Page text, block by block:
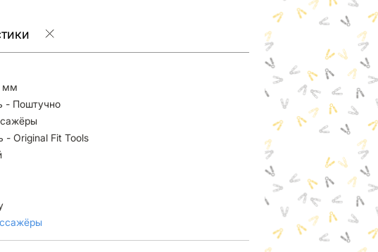
мм
- Поштучно
- Original Fit Tools